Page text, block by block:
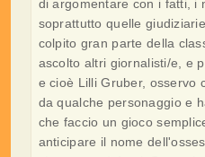
di argomentare con i fatti, i
soprattutto quelle
colpito gran parte della
ascolto altri giornalisti/e, e
e cioè Lilli Gruber, osservo
da qualche personaggio e
che faccio un gioco
anticipare il nome